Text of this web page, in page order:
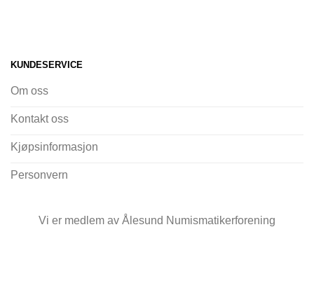
KUNDESERVICE
Om oss
Kontakt oss
Kjøpsinformasjon
Personvern
Vi er medlem av Ålesund Numismatikerforening